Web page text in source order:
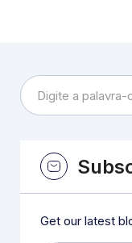
Get our latest